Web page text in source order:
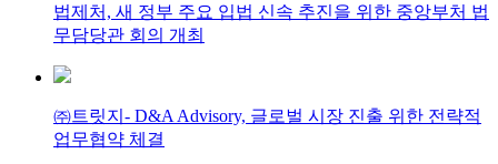
법제처, 새 정부 주요 입법 신속 추진을 위한 중앙부처 법
무담당관 회의 개최
㈜트릿지- D&A Advisory, 글로벌 시장 진출 위한 전략적
업무협약 체결